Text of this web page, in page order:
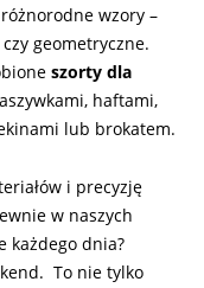
wzory –
geometryczne.
szorty dla
haftami,
lub brokatem.
i precyzję
w naszych
każdego dnia?
To nie tylko